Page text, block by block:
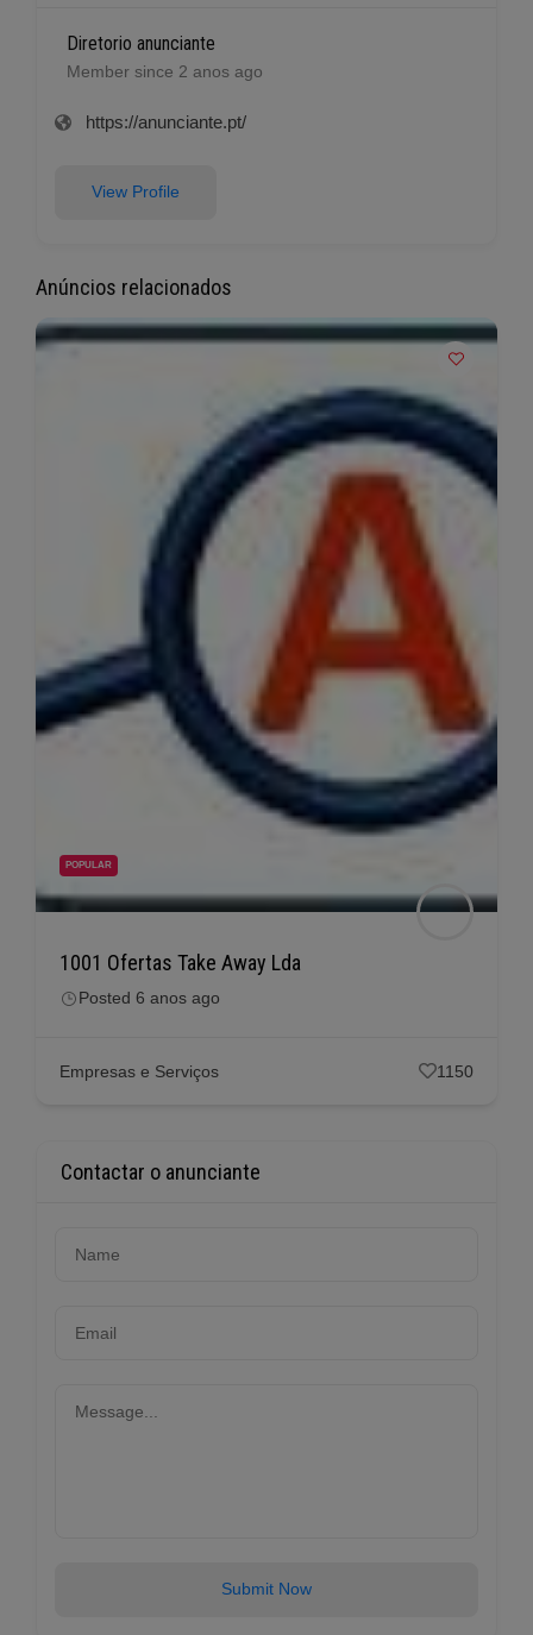
Diretorio anunciante
Member since 2 anos ago
https://anunciante.pt/
View Profile
Anúncios relacionados
POPULAR
1001 Ofertas Take Away Lda
Posted 6 anos ago
Empresas e Serviços 1150
Contactar o anunciante
Submit Now